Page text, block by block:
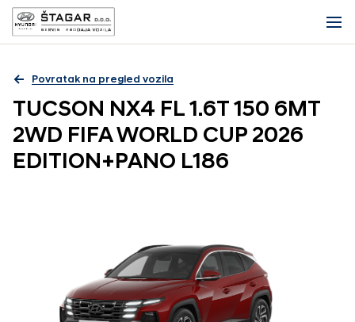
Povratak na pregled vozila
TUCSON NX4 FL 1.6T 150 6MT
2WD FIFA WORLD CUP 2026
EDITION+PANO L186